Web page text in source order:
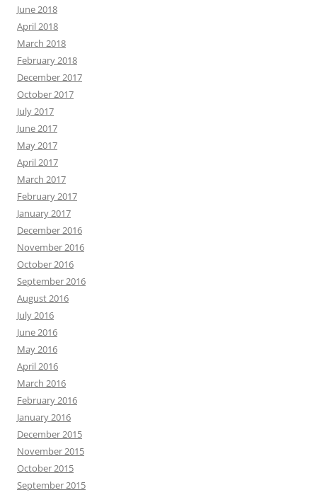
June 2018
April 2018
March 2018
February 2018
December 2017
October 2017
July 2017
June 2017
May 2017
April 2017
March 2017
February 2017
January 2017
December 2016
November 2016
October 2016
September 2016
August 2016
July 2016
June 2016
May 2016
April 2016
March 2016
February 2016
January 2016
December 2015
November 2015
October 2015
September 2015